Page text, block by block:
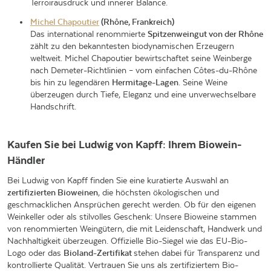
Terroirausdruck und innerer Balance.
Michel Chapoutier(Rhône, Frankreich)
Das international renommierte Spitzenweingut von der Rhône
zählt zu den bekanntesten biodynamischen Erzeugern
weltweit. Michel Chapoutier bewirtschaftet seine Weinberge
nach Demeter-Richtlinien – vom einfachen Côtes-du-Rhône
bis hin zu legendären Hermitage-Lagen . Seine Weine
überzeugen durch Tiefe, Eleganz und eine unverwechselbare
Handschrift.
Kaufen Sie bei Ludwig von Kapff: Ihrem Biowein-
Händler
Bei Ludwig von Kapff finden Sie eine kuratierte Auswahl an
zertifizierten Bioweinen, die höchsten ökologischen und
geschmacklichen Ansprüchen gerecht werden. Ob für den eigenen
Weinkeller oder als stilvolles Geschenk: Unsere Bioweine stammen
von renommierten Weingütern, die mit Leidenschaft, Handwerk und
Nachhaltigkeit überzeugen. Offizielle Bio-Siegel wie das EU-Bio-
Logo oder das Bioland-Zertifikatstehen dabei für Transparenz und
kontrollierte Qualität. Vertrauen Sie uns als zertifiziertem Bio-